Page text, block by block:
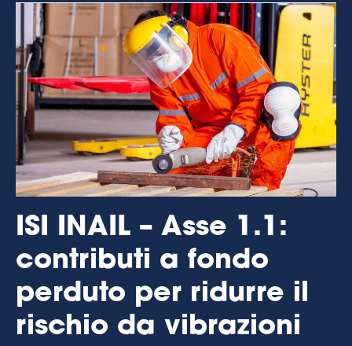
ISI INAIL – Asse 1.1:
contributi a fondo
perduto per ridurre il
rischio da vibrazioni